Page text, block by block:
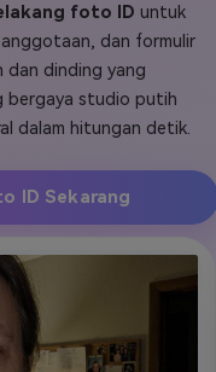
Apa yang Baru
Hubungi Kami
foto ID untuk
dan formulir
dan dinding yang
bergaya studio putih
dalam hitungan detik.
ID Sekarang